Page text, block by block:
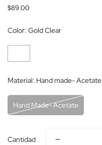
Precio
$89.00
Color: Gold Clear
Material: Hand made- Acetate
Hand Made- Acetate
Cantidad